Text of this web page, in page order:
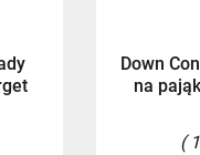
Down
na
(